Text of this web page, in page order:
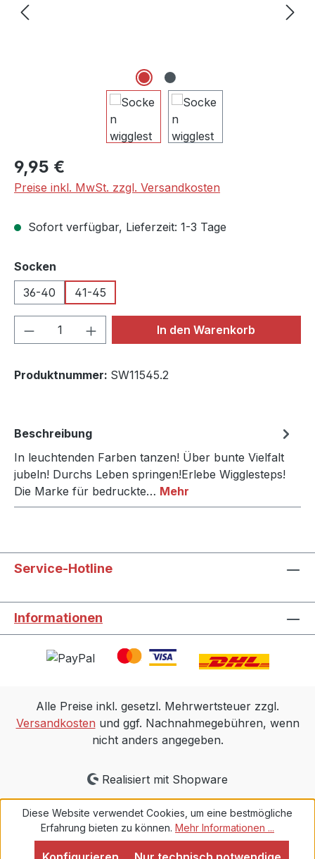
Regulärer Preis:
9,95 €
Preise inkl. MwSt. zzgl. Versandkosten
Sofort verfügbar, Lieferzeit: 1-3 Tage
Socken
36-40
41-45
Produkt Anzahl: Gib denIn den Warenkorb
Produktnummer: SW11545.2
Beschreibung
In leuchtenden Farben tanzen! Über bunte Vielfalt
jubeln! Durchs Leben springen!Erlebe Wigglesteps!
Die Marke für bedruckte… Mehr
Service-Hotline
Informationen
Alle Preise inkl. gesetzl. Mehrwertsteuer zzgl.
Versandkosten und ggf. Nachnahmegebühren, wenn
nicht anders angegeben.
Realisiert mit Shopware
Diese Website verwendet Cookies, um eine bestmögliche
Erfahrung bieten zu können. Mehr Informationen ...